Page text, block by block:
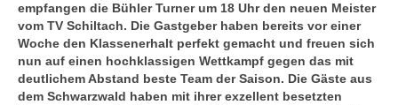
empfangen die Bühler Turner um 18 Uhr den neuen Meister
vom TV Schiltach. Die Gastgeber haben bereits vor einer
Woche den Klassenerhalt perfekt gemacht und freuen sich
nun auf einen hochklassigen Wettkampf gegen das mit
deutlichem Abstand beste Team der Saison. Die Gäste aus
dem Schwarzwald haben mit ihrer exzellent besetzten